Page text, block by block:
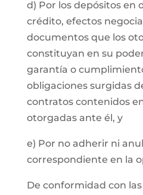
d) Por los depósitos en
crédito, efectos
documentos que los
constituyan en su
garantía o
obligaciones surgidas
contratos contenidos
otorgadas ante él, y
e) Por no adherir ni
correspondiente en la
De conformidad con